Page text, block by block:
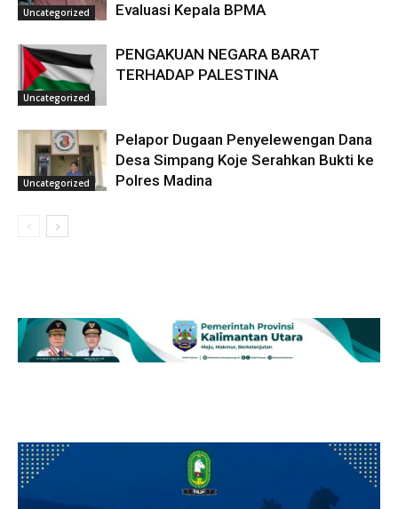
Uncategorized
Evaluasi Kepala BPMA
Uncategorized
PENGAKUAN NEGARA BARAT
TERHADAP PALESTINA
Uncategorized
Pelapor Dugaan Penyelewengan Dana
Desa Simpang Koje Serahkan Bukti ke
Polres Madina